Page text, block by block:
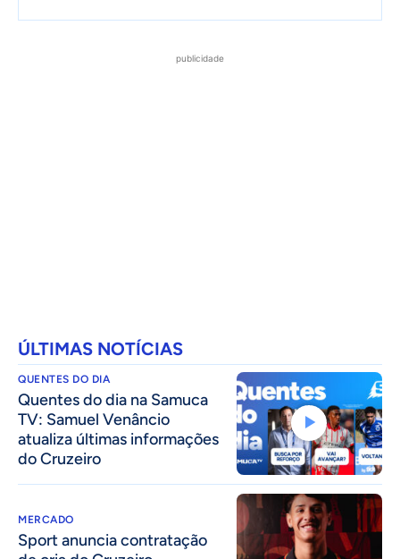
publicidade
ÚLTIMAS NOTÍCIAS
QUENTES DO DIA
Quentes do dia na Samuca
TV: Samuel Venâncio
atualiza últimas informações
do Cruzeiro
MERCADO
Sport anuncia contratação